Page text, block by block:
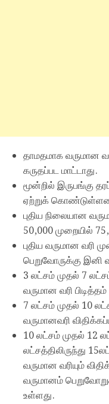
தாமதமாக வருமான
கருதப்பட மாட்டாது.
மூன்றில் இருபங்கு
ஏற்றுக்
புதிய நிலையான
50,000 முறையில்
புதிய வருமான வரி
பெறுவோருக்கு இனி
3 லட்சம் முதல் 7
வருமான வரி பிடித்தம்
7 லட்சம் முதல் 10
வருமானவரி
10 லட்சம் முதல் 12
லட்சத்திலிருந்து
வருமான வரியும்
வருமானம்
உள்ளது.